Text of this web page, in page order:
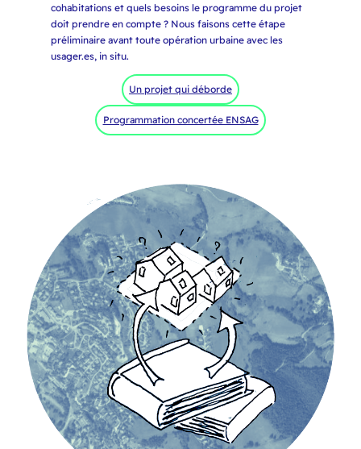
cohabitations et quels besoins le programme du projet
doit prendre en compte ? Nous faisons cette étape
préliminaire avant toute opération urbaine avec les
usager.es, in situ.
Un projet qui déborde
Programmation concertée ENSAG